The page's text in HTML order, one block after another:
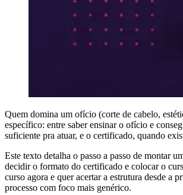
Quem domina um ofício (corte de cabelo,
específico: entre saber ensinar o ofício e
suficiente pra atuar, e o certificado, quando
Este texto detalha o passo a passo de montar
decidir o formato do certificado e colocar o
curso agora e quer acertar a estrutura desde a
processo com foco mais genérico.